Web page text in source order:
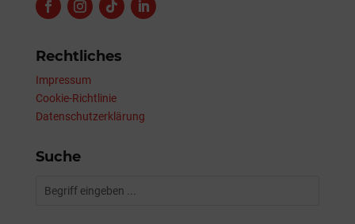
Rechtliches
Impressum
Cookie-Richtlinie
Datenschutzerklärung
Suche